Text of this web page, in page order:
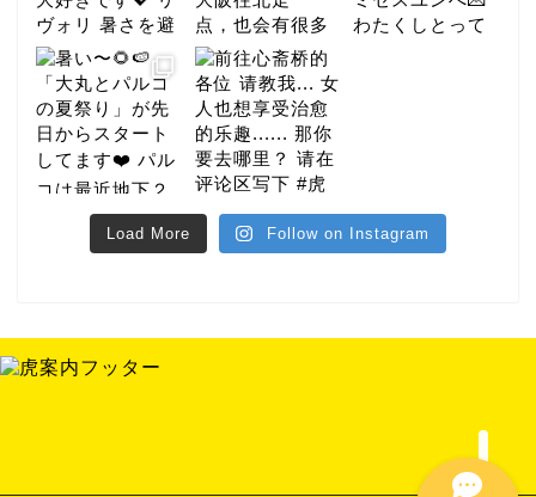
Load More Follow on Instagram
美食家
夜晚